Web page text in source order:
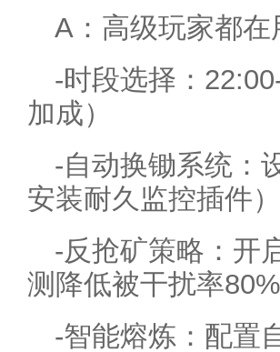
A：高级玩家都
-时段选择：
加成）
-自动换锄系统：
安装耐久监控插件）
-反抢矿策略：开
测降低被干扰率80%
-智能熔炼：配置